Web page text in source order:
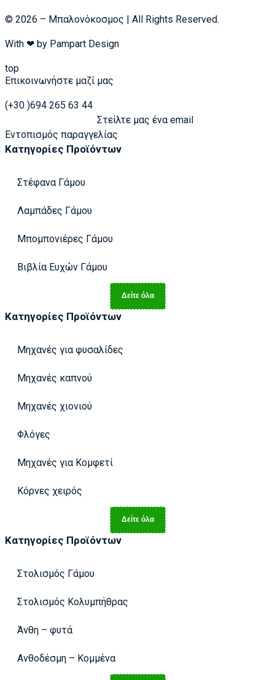
© 2026 – Μπαλονόκοσμος | All Rights Reserved.
With ❤ by Pampart Design
top
Επικοινωνήστε μαζί μας
(+30 )694 265 63 44
Στείλτε μας ένα email
Εντοπισμός παραγγελίας
Κατηγορίες Προϊόντων
Στέφανα Γάμου
Λαμπάδες Γάμου
Μπομπονιέρες Γάμου
Βιβλία Ευχών Γάμου
Δείτε όλα
Κατηγορίες Προϊόντων
Μηχανές για φυσαλίδες
Μηχανές καπνού
Μηχανές χιονιού
Φλόγες
Μηχανές για Κομφετί
Κόρνες χειρός
Δείτε όλα
Κατηγορίες Προϊόντων
Στολισμός Γάμου
Στολισμός Κολυμπήθρας
Άνθη – φυτά
Ανθοδέσμη – Κομμένα